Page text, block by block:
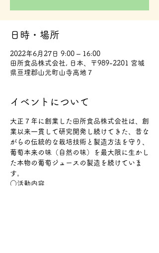
日時・場所
2022年6月27日 9:00 – 16:00
田所食品株式会社, 日本、〒989-2201 宮城
県亘理郡山元町山寺高地７
イベントについて
大正７年に創業した田所食品株式会社は、創
業以来一貫して研究開発し続けてきた、昔な
がらの伝統的な栽培技術と製造方法を守り、
葡萄本来の味（自然の味）を最大限に生かし
た本物の葡萄ジュースの製造を続けていま
す。
○活動内容